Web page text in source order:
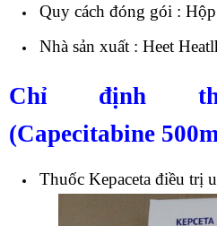
Quy cách đóng gói :
Nhà sản xuất : Heet
Chỉ định
(Capecitabine
Thuốc Kepaceta điều trị